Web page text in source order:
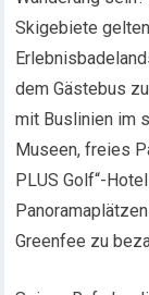
Skigebiete
dem Gästebus
mit Buslinien im
Museen, freies
PLUS Golf“-
Greenfee zu